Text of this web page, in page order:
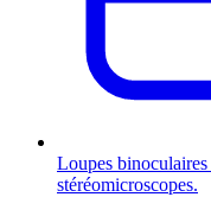
Loupes binoculaires
stéréomicroscopes.